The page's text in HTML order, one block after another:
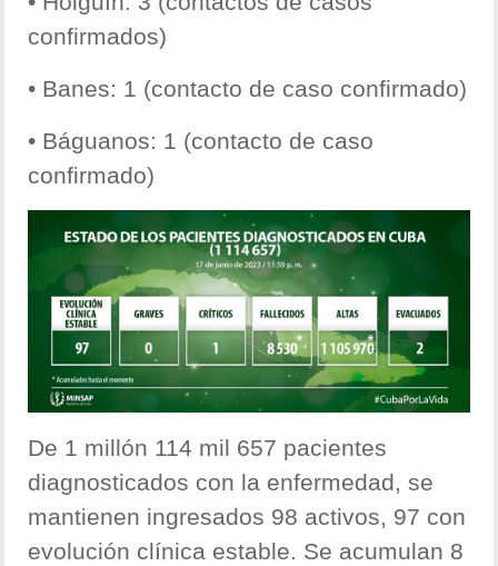
confirmados)
• Banes: 1 (contacto de caso confirmado)
• Báguanos: 1 (contacto de caso
confirmado)
De 1 millón 114 mil 657 pacientes
diagnosticados con la enfermedad, se
mantienen ingresados 98 activos, 97 con
evolución clínica estable. Se acumulan 8